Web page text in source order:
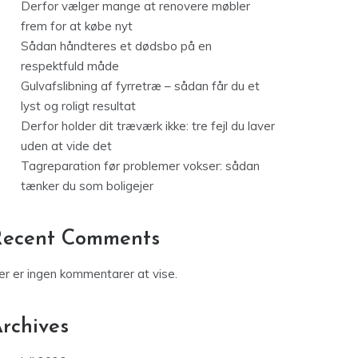
Derfor vælger mange at renovere møbler
frem for at købe nyt
Sådan håndteres et dødsbo på en
respektfuld måde
Gulvafslibning af fyrretræ – sådan får du et
lyst og roligt resultat
Derfor holder dit træværk ikke: tre fejl du laver
uden at vide det
Tagreparation før problemer vokser: sådan
tænker du som boligejer
Comments
er ingen kommentarer at vise.